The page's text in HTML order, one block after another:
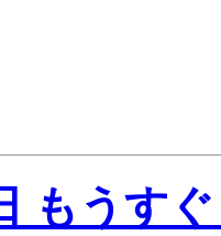
もうす